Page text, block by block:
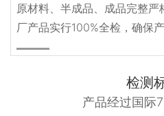
原材料、半成品、成品完整
厂产品实行100%全检，确保
检测
产品经过国际